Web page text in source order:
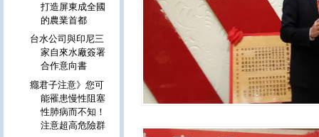
打造屏東成全國
的農業首都
台水公司與印尼三
家自來水廠簽署
合作意向書
癮君子注意》您可
能罹患慢性阻塞
性肺病而不知！
注意超高危險群